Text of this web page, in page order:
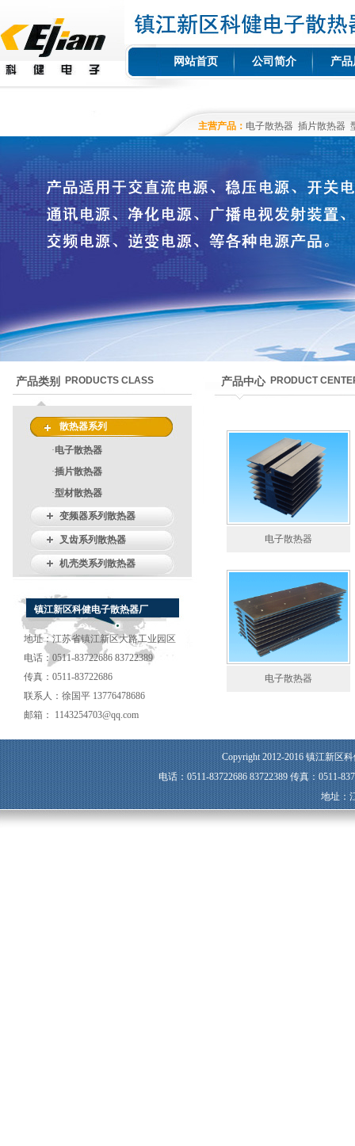
网站首页 公司简介 产品
主营产品： 电子散热器 插片散热器
产品类别 PRODUCTS CLASS
散热器系列
·电子散热器
·插片散热器
·型材散热器
变频器系列散热器
叉齿系列散热器
机壳类系列散热器
镇江新区科健电子散热器厂
地址：江苏省镇江新区大路工业园区
电话：0511-83722686 83722389
传真：0511-83722686
联系人：徐国平 13776478686
邮箱： 1143254703@qq.com
产品中心PRODUCT
电子散热器
电子散热器
Copyright 2012-2016 镇江新区
电话：0511-83722686 83722389 传真：0511-
地址：